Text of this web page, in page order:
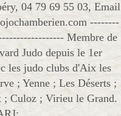
04 79 69 55 03, Email
--------
Membre de
Judo depuis le 1er
les judo clubs d'Aix les
; Yenne ; Les Déserts ;
; Culoz ; Virieu le Grand.